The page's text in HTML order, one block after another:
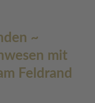
~
mit
Feldrand